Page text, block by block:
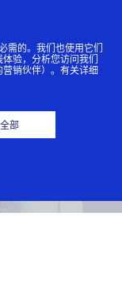
。
。
于构建可在全
。
接联系销售人
务，可简化支
Rates
需的。我们也使用它们
验，分析您访问我们
销伙伴）。有关详细
部